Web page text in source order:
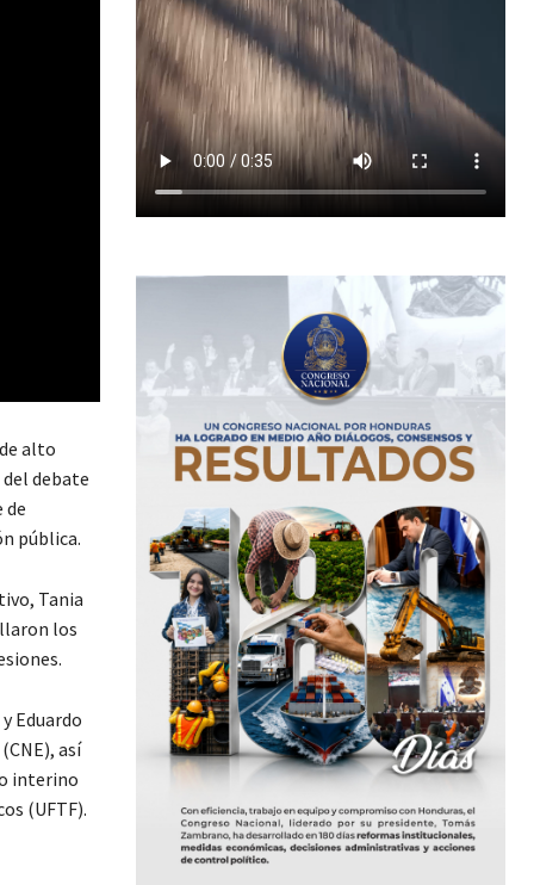
alto
debate
de
pública.
Tania
los
Eduardo
así
interino
(UFTF).